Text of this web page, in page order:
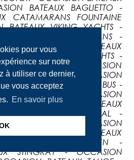
pour vous
sur notre
à utiliser ce dernier,
vous acceptez
En savoir plus
BATEAUX BAGLIETTO -
CATAMARANS FOUNTAINE
BATEAUX VIKING YACHTS -
BAVARIA CATAMARANS -
FIART - OCCASION BATEAUX
BATEAUX CARVER YACHTS -
SEA RAY - OCCASION
luxury motor yachts - OCCASION
BATEAUX NIMBUS -
ZAR Formenti - OCCASION
- OCCASION BATEAUX
SEMI RIGIDES NARWHAL -
ALEN YACHT - OCCASION
- OCCASION BATEAUX
BATEAUX LINSSEN -
STINGRAY - OCCASION